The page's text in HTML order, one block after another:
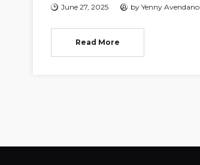
June 27, 2025 byYenny Avendano
Read More